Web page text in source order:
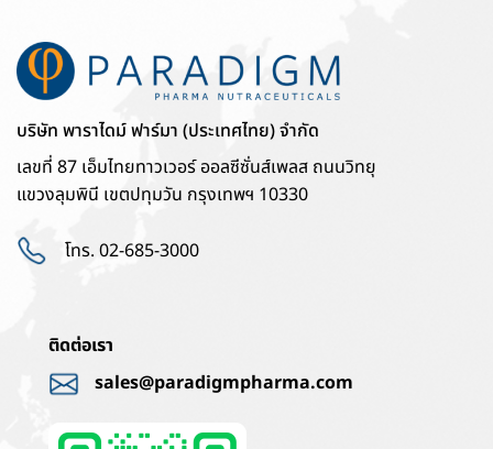
บริษัท พาราไดม์ ฟาร์มา (ประเทศไทย) จำกัด
เลขที่ 87 เอ็มไทยทาวเวอร์ ออลซีซั่นส์เพลส ถนนวิทยุ
แขวงลุมพินี เขตปทุมวัน กรุงเทพฯ 10330
โทร. 02-685-3000
ติดต่อเรา
sales@paradigmpharma.com